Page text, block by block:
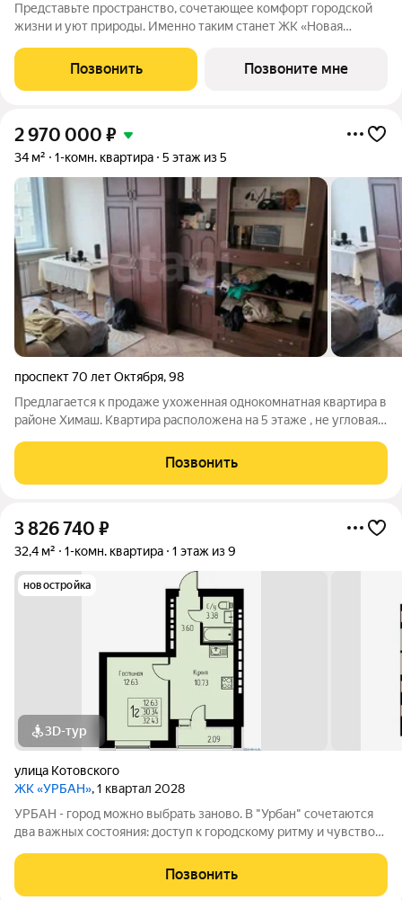
Представьте пространство, сочетающее комфорт городской
жизни и уют природы. Именно таким станет ЖК «Новая
крупнейших проектов в Саранске от надежного застройщика
АО "СЗ "МИК".От центра Саранска ЖК
Позвонить Позвоните мне
2 970 000 ₽
34 м² 1-комн. квартира 5 этаж из 5
проспект 70 лет Октября,98
Предлагается к продаже ухоженная однокомнатная квартира в
районе Химаш. Квартира расположена на 5 этаже , не угловая .
сразу после покупки. В квартире выполнен аккуратный
косметический ремонт.
Позвонить
3 826 740 ₽
32,4 м² 1-комн. квартира 1 этаж из 9
новостройка
3D-тур
улица Котовского
ЖК «УРБАН», 1 квартал 2028
УРБАН - город можно выбрать заново. В "Урбан" сочетаются
два важных состояния: доступ к городскому ритму и чувство
удобная городская база: понятные маршруты, близость
инфраструктуры,
Позвонить